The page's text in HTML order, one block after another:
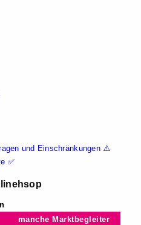
und Einschränkungen ⚠️
✅
manche Marktbegleiter